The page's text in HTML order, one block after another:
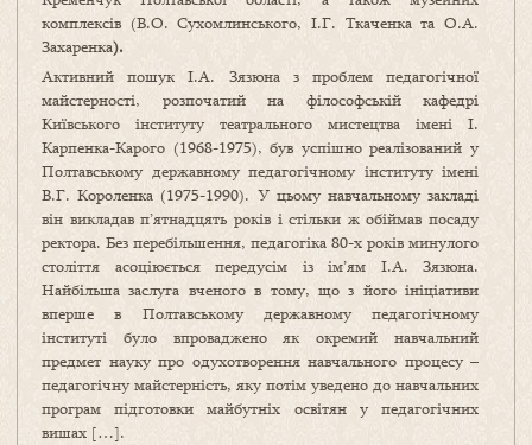
комплексів (В.О. Сухомлинського, І.Г. Ткаченка та О.А.
Захаренка).
Активний пошук І.А. Зязюна з проблем педагогічної
майстерності, розпочатий на філософській кафедрі
Київського інституту театрального мистецтва імені І.
Карпенка-Карого (1968-1975), був успішно реалізований у
Полтавському державному педагогічному інституту імені
В.Г. Короленка (1975-1990). У цьому навчальному закладі
він викладав п’ятнадцять років і стільки ж обіймав посаду
ректора. Без перебільшення, педагогіка 80-х років минулого
століття асоціюється передусім із ім’ям І.А. Зязюна.
Найбільша заслуга вченого в тому, що з його ініціативи
вперше в Полтавському державному педагогічному
інституті було впроваджено як окремий навчальний
предмет науку про одухотворення навчального процесу –
педагогічну майстерність, яку потім уведено до навчальних
програм підготовки майбутніх освітян у педагогічних
вишах […].